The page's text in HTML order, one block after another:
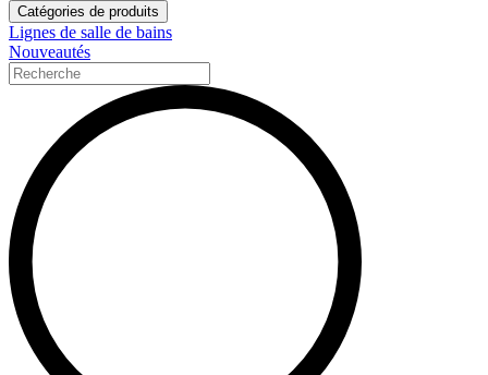
Catégories de produits
Lignes de salle de bains
Nouveautés